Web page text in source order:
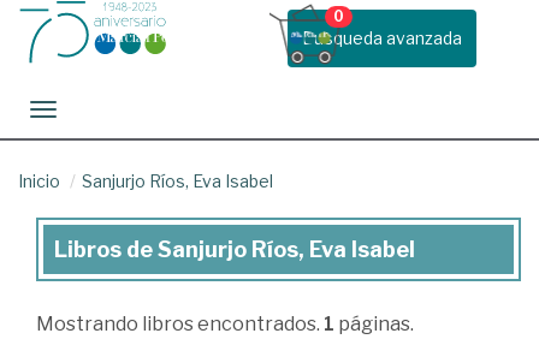
Busqueda avanzada
0
Toggle navigation
Inicio Sanjurjo Ríos, Eva Isabel
Libros
Sanjurjo
Libros de Sanjurjo Ríos, Eva Isabel
Mostrando libros encontrados. 1 páginas.